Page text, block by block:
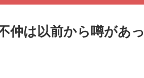
仲は以前から噂があっ